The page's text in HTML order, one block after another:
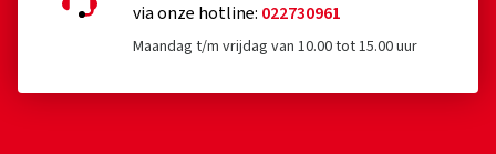
via onze hotline: 022730961
Maandag t/m vrijdag van 10.00 tot 15.00 uur